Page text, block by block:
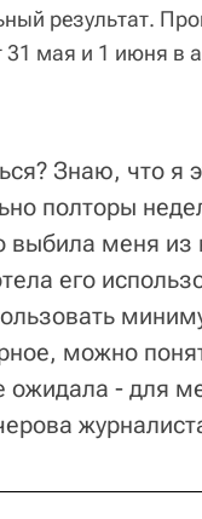
результат.
31 мая и 1 июня в
Знаю, что я
полторы
выбила меня
его
можно
ожидала - для